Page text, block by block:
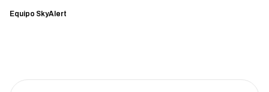
Equipo SkyAlert